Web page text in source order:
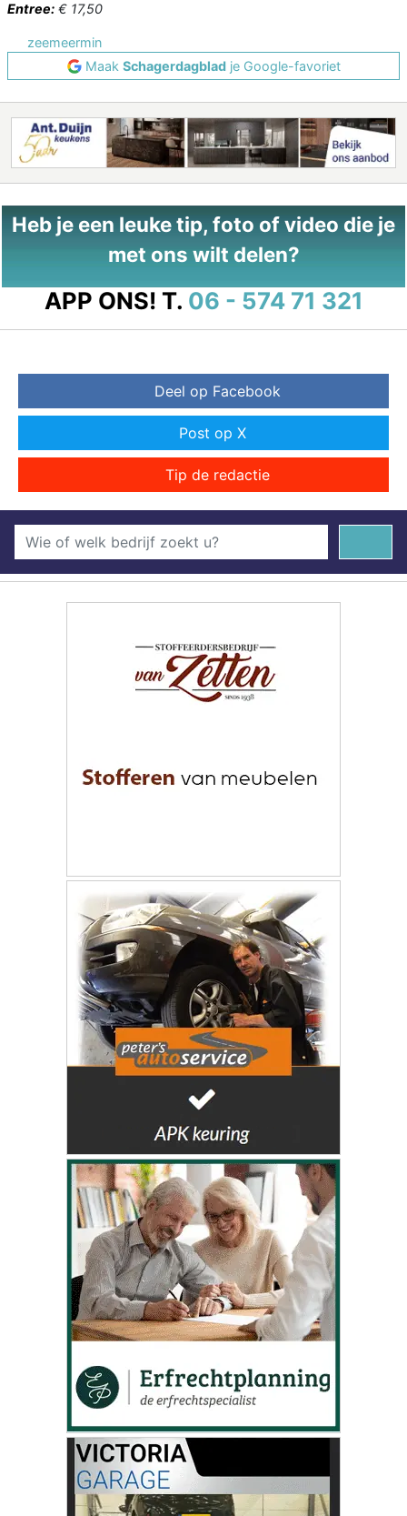
Entree: € 17,50
zeemeermin
Maak Schagerdagbladje Google-favoriet
Heb je een leuke tip, foto of video die je
met ons wilt delen?
APP ONS! T. 06 - 574 71 321
Deel op Facebook
Post op X
Tip de redactie